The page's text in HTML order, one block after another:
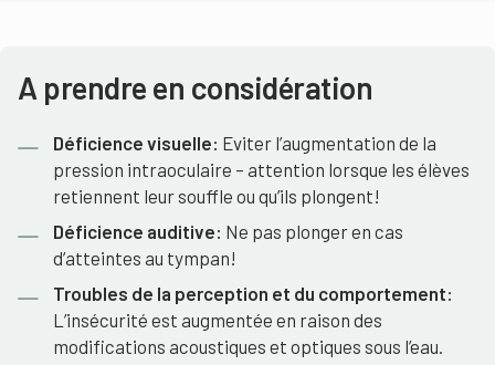
A prendre en considération
Déficience visuelle: Eviter l’augmentation de la
pression intraoculaire – attention lorsque les élèves
retiennent leur souffle ou qu’ils plongent!
Déficience auditive: Ne pas plonger en cas
d’atteintes au tympan!
Troubles de la perception et du comportement:
L’insécurité est augmentée en raison des
modifications acoustiques et optiques sous l’eau.